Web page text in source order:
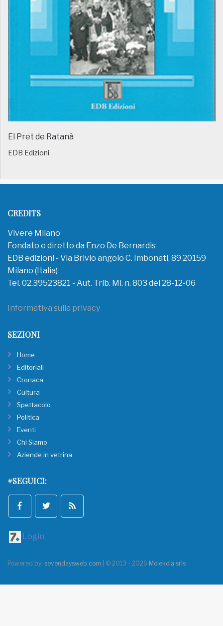
El Pret de Ratanà
EDB Edizioni
CREDITS
Vivere Milano
Fondato e diretto da Enzo De Bernardis
EDB edizioni - Via Brivio angolo C. Imbonati, 89 20159
Milano (Italia)
Tel. 02.39523821 - Aut. Trib. Mi. n. 803 del 28-12-06
Informativa sulla privacy
SEZIONI
Home
Editoriali
Cronaca
Cultura
Spettacolo
Politica
Eventi
Chi Siamo
Aziende in vetrina
#SEGUICI:
Login
Powered by: sevendaysweb.com | © 2013 - 2026 Molekola srls